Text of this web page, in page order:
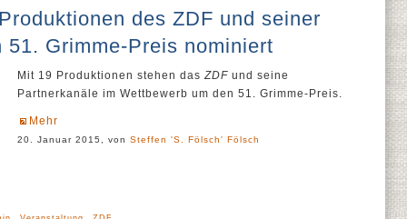
des ZDF und seiner
Grimme-Preis nominiert
Mit 19 Produktionen stehen dasZDF und seine
Partnerkanäle im Wettbewerb um den 51. Grimme-Preis.
Mehr
20. Januar 2015, von Steffen 'S. Fölsch' Fölsch